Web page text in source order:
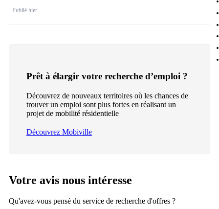
Publié hier
Prêt à élargir votre recherche d’emploi ?
Découvrez de nouveaux territoires où les chances de
trouver un emploi sont plus fortes en réalisant un
projet de mobilité résidentielle
Découvrez Mobiville
Votre avis nous intéresse
Qu'avez-vous pensé du service de recherche d'offres ?